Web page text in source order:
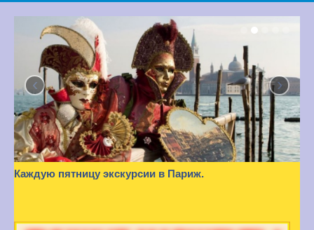
‹ ›
Каждую пятницу экскурсии в Париж.